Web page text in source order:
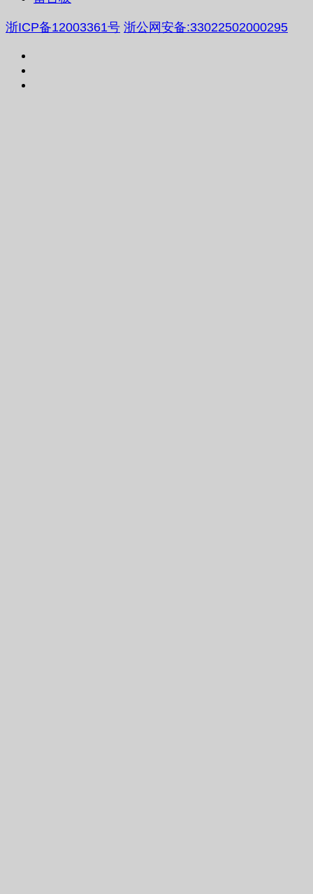
浙ICP备12003361号 浙公网安备:33022502000295